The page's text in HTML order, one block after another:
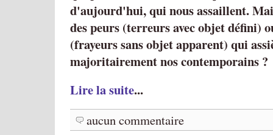
d'aujourd'hui, qui nous assaillent.
des peurs (terreurs avec objet défini)
(frayeurs sans objet apparent) qui
majoritairement nos contemporains ?
Lire la suite...
aucun commentaire